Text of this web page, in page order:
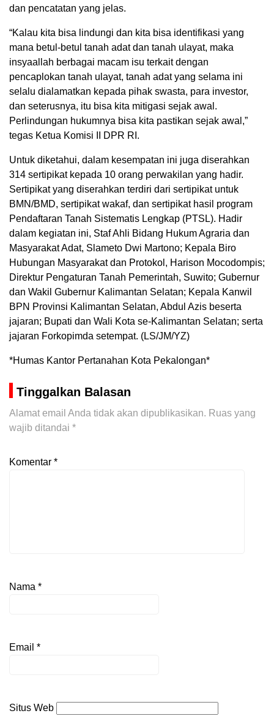
dan pencatatan yang jelas.
“Kalau kita bisa lindungi dan kita bisa identifikasi yang
mana betul-betul tanah adat dan tanah ulayat, maka
insyaallah berbagai macam isu terkait dengan
pencaplokan tanah ulayat, tanah adat yang selama ini
selalu dialamatkan kepada pihak swasta, para investor,
dan seterusnya, itu bisa kita mitigasi sejak awal.
Perlindungan hukumnya bisa kita pastikan sejak awal,”
tegas Ketua Komisi II DPR RI.
Untuk diketahui, dalam kesempatan ini juga diserahkan
314 sertipikat kepada 10 orang perwakilan yang hadir.
Sertipikat yang diserahkan terdiri dari sertipikat untuk
BMN/BMD, sertipikat wakaf, dan sertipikat hasil program
Pendaftaran Tanah Sistematis Lengkap (PTSL). Hadir
dalam kegiatan ini, Staf Ahli Bidang Hukum Agraria dan
Masyarakat Adat, Slameto Dwi Martono; Kepala Biro
Hubungan Masyarakat dan Protokol, Harison Mocodompis;
Direktur Pengaturan Tanah Pemerintah, Suwito; Gubernur
dan Wakil Gubernur Kalimantan Selatan; Kepala Kanwil
BPN Provinsi Kalimantan Selatan, Abdul Azis beserta
jajaran; Bupati dan Wali Kota se-Kalimantan Selatan; serta
jajaran Forkopimda setempat. (LS/JM/YZ)
*Humas Kantor Pertanahan Kota Pekalongan*
Tinggalkan Balasan
Alamat email Anda tidak akan dipublikasikan. Ruas yang
wajib ditandai *
Komentar *
Nama *
Email *
Situs Web